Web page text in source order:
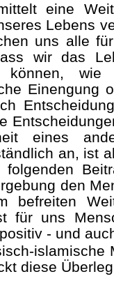
eine
Lebens
uns alle
wir das
können,
Einengung
eines
an, ist
folgenden
den
befreiten
für uns
- und
islamische
diese